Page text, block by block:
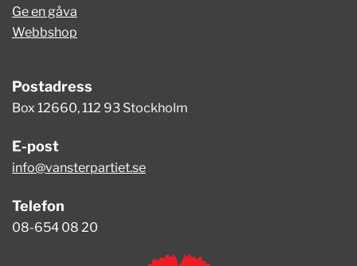
Ge en gåva
Webbshop
Postadress
Box 12660, 112 93 Stockholm
E-post
info@vansterpartiet.se
Telefon
08-654 08 20